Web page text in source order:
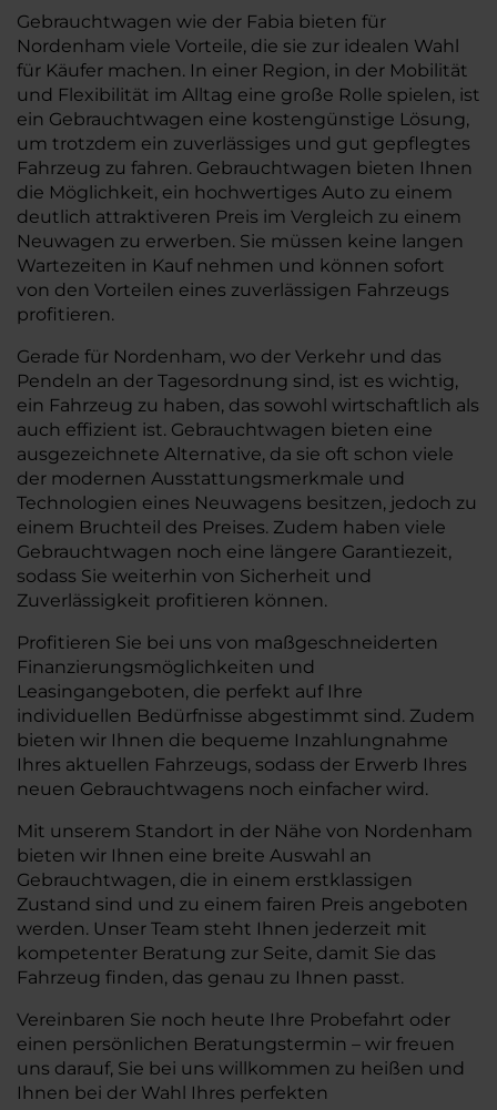
Gebrauchtwagen wie der Fabia bieten für
Nordenham viele Vorteile, die sie zur idealen Wahl
für Käufer machen. In einer Region, in der Mobilität
und Flexibilität im Alltag eine große Rolle spielen, ist
ein Gebrauchtwagen eine kostengünstige Lösung,
um trotzdem ein zuverlässiges und gut gepflegtes
Fahrzeug zu fahren. Gebrauchtwagen bieten Ihnen
die Möglichkeit, ein hochwertiges Auto zu einem
deutlich attraktiveren Preis im Vergleich zu einem
Neuwagen zu erwerben. Sie müssen keine langen
Wartezeiten in Kauf nehmen und können sofort
von den Vorteilen eines zuverlässigen Fahrzeugs
profitieren.
Gerade für Nordenham, wo der Verkehr und das
Pendeln an der Tagesordnung sind, ist es wichtig,
ein Fahrzeug zu haben, das sowohl wirtschaftlich als
auch effizient ist. Gebrauchtwagen bieten eine
ausgezeichnete Alternative, da sie oft schon viele
der modernen Ausstattungsmerkmale und
Technologien eines Neuwagens besitzen, jedoch zu
einem Bruchteil des Preises. Zudem haben viele
Gebrauchtwagen noch eine längere Garantiezeit,
sodass Sie weiterhin von Sicherheit und
Zuverlässigkeit profitieren können.
Profitieren Sie bei uns von maßgeschneiderten
Finanzierungsmöglichkeiten und
Leasingangeboten, die perfekt auf Ihre
individuellen Bedürfnisse abgestimmt sind. Zudem
bieten wir Ihnen die bequeme Inzahlungnahme
Ihres aktuellen Fahrzeugs, sodass der Erwerb Ihres
neuen Gebrauchtwagens noch einfacher wird.
Mit unserem Standort in der Nähe von Nordenham
bieten wir Ihnen eine breite Auswahl an
Gebrauchtwagen, die in einem erstklassigen
Zustand sind und zu einem fairen Preis angeboten
werden. Unser Team steht Ihnen jederzeit mit
kompetenter Beratung zur Seite, damit Sie das
Fahrzeug finden, das genau zu Ihnen passt.
Vereinbaren Sie noch heute Ihre Probefahrt oder
einen persönlichen Beratungstermin – wir freuen
uns darauf, Sie bei uns willkommen zu heißen und
Ihnen bei der Wahl Ihres perfekten